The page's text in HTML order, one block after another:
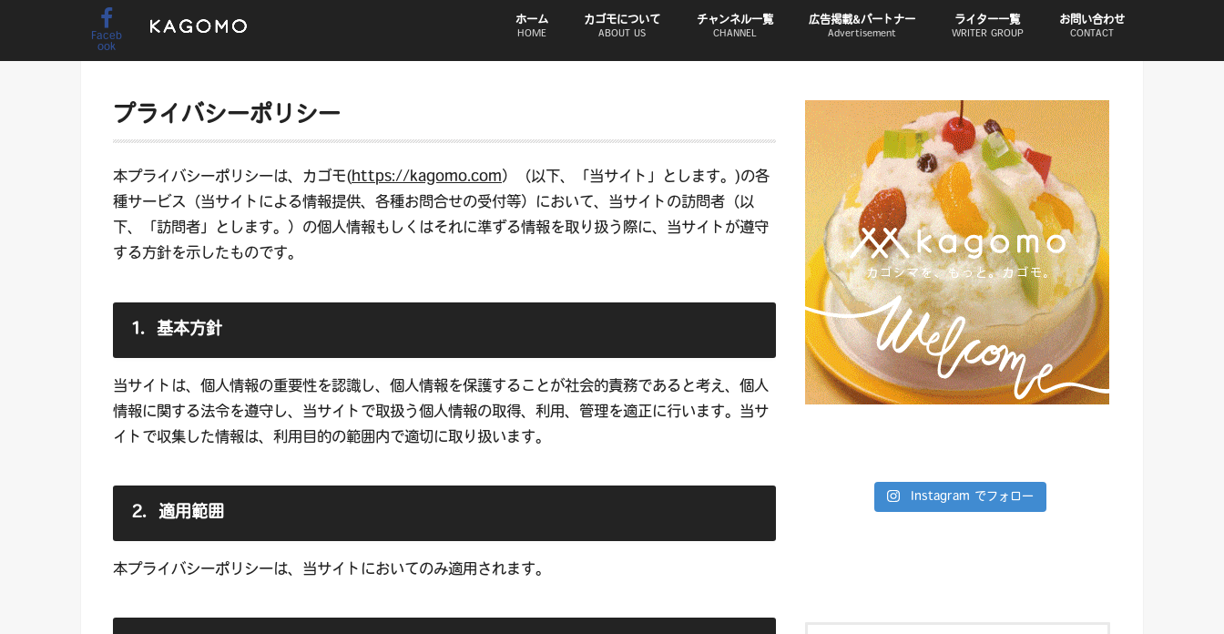
Faceb
ook
ホーム
HOME
カゴモについて
ABOUT US
チャンネル一覧
CHANNEL
広告掲載&パートナー
Advertisement
ライター一覧
WRITER GROUP
お問い合わせ
CONTACT
プライバシーポリシー
本プライバシーポリシーは、カゴモ(https://kagomo.com）（以下、「当サイト」とします。)の各
種サービス（当サイトによる情報提供、各種お問合せの受付等）において、当サイトの訪問者（以
下、「訪問者」とします。）の個人情報もしくはそれに準ずる情報を取り扱う際に、当サイトが遵守
する方針を示したものです。
1．基本方針
当サイトは、個人情報の重要性を認識し、個人情報を保護することが社会的責務であると考え、個人
情報に関する法令を遵守し、当サイトで取扱う個人情報の取得、利用、管理を適正に行います。当サ
イトで収集した情報は、利用目的の範囲内で適切に取り扱います。
2．適用範囲
本プライバシーポリシーは、当サイトにおいてのみ適用されます。
Instagram でフォロー